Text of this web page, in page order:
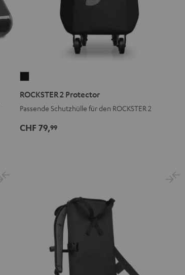
Schwarz
ROCKSTER 2 Protector
Passende Schutzhülle für den ROCKSTER 2
CHF 79,99